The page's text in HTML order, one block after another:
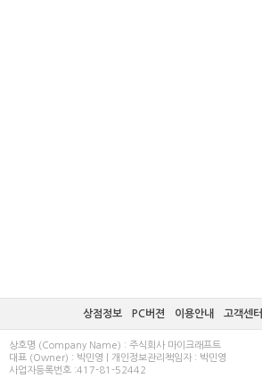
상점정보 PC버젼 이용안내 고객센터
상호명 (Company Name) : 주식회사 마이크래프트
대표 (Owner) : 박민영 | 개인정보관리책임자 : 박민영
사업자등록번호 :417-81-52442